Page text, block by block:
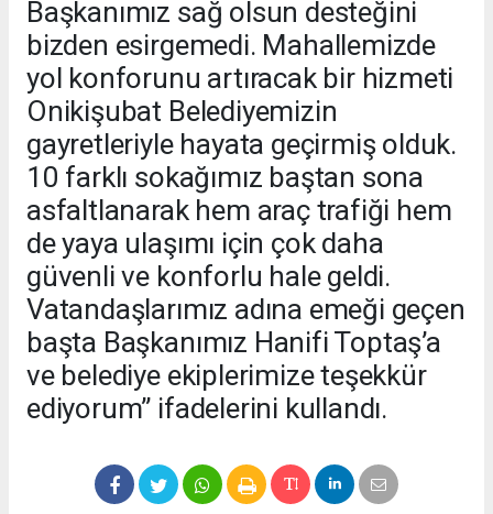
Başkanımız sağ olsun desteğini
bizden esirgemedi. Mahallemizde
yol konforunu artıracak bir hizmeti
Onikişubat Belediyemizin
gayretleriyle hayata geçirmiş olduk.
10 farklı sokağımız baştan sona
asfaltlanarak hem araç trafiği hem
de yaya ulaşımı için çok daha
güvenli ve konforlu hale geldi.
Vatandaşlarımız adına emeği geçen
başta Başkanımız Hanifi Toptaş’a
ve belediye ekiplerimize teşekkür
ediyorum” ifadelerini kullandı.